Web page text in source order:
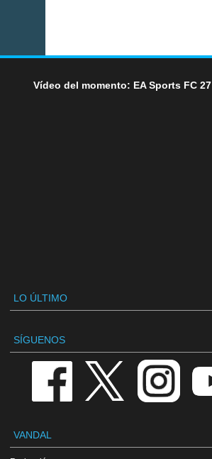
Vídeo del momento: EA Sports FC
LO ÚLTIMO
SÍGUENOS
VANDAL